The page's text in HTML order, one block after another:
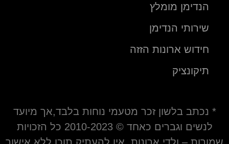
הנדימן מומלץ
שירותי הנדימן
חידוש ארונות הזזה
תיקונציק
* נכתב בלשון זכר מטעמי נוחות בלבד,אך מיועד
לנשים וגברים כאחד © 2010-2023 כל הזכויות